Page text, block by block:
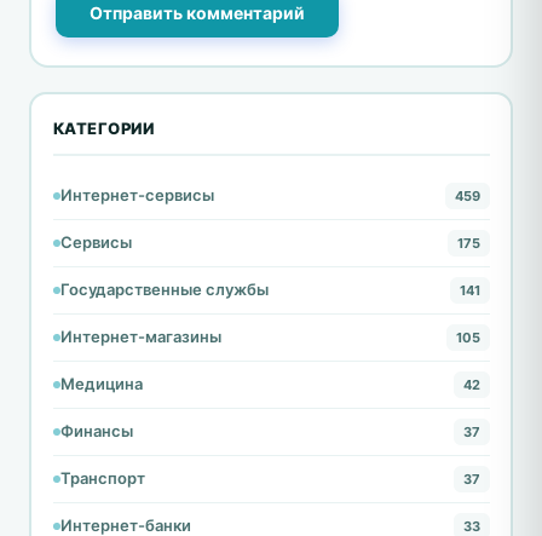
Отправить комментарий
КАТЕГОРИИ
Интернет-сервисы 459
Сервисы 175
Государственные службы 141
Интернет-магазины 105
Медицина 42
Финансы 37
Транспорт 37
Интернет-банки 33